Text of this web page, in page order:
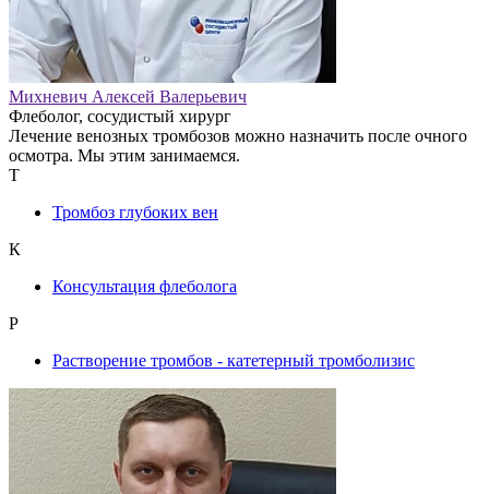
Михневич Алексей Валерьевич
Флеболог, сосудистый хирург
Лечение венозных тромбозов можно назначить после очного
осмотра. Мы этим занимаемся.
Т
Тромбоз глубоких вен
К
Консультация флеболога
Р
Растворение тромбов - катетерный тромболизис